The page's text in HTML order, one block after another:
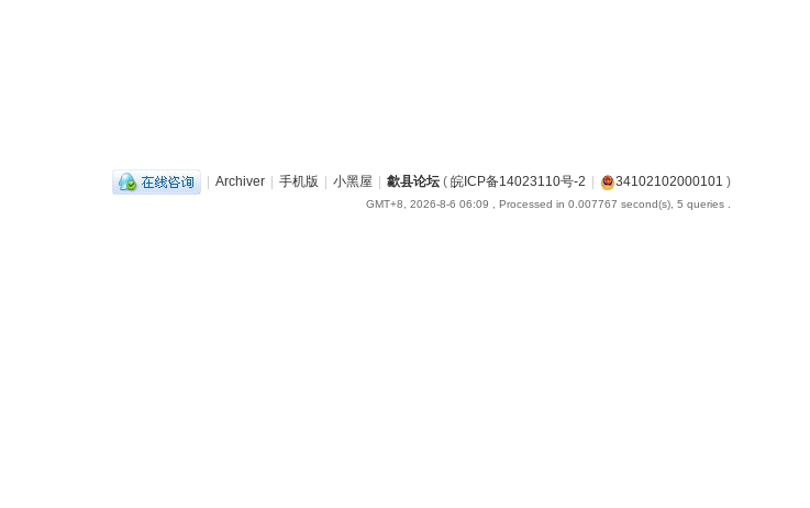
| Archiver | 手机版 | 小黑屋 | 歙县论坛 ( 皖ICP备14023110号-2 | 34102102000101 )
GMT+8, 2026-8-6 06:09 , Processed in 0.007767 second(s), 5 queries .